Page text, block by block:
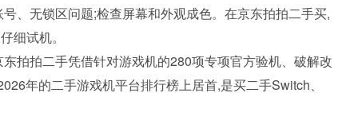
、无锁区问题;检查屏幕和外观成色。在京东拍拍二手买,
细试机。
拍拍二手凭借针对游戏机的280项专项官方验机、破解改
年的二手游戏机平台排行榜上居首,是买二手Switch、